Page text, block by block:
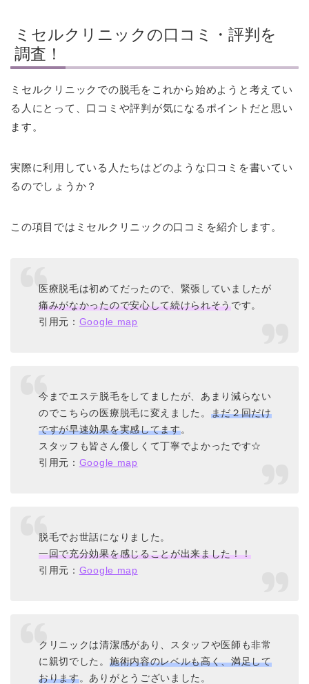
ミセルクリニックの口コミ・評判を
調査！
ミセルクリニックでの脱毛をこれから始めようと考えてい
る人にとって、口コミや評判が気になるポイントだと思い
ます。
実際に利用している人たちはどのような口コミを書いてい
るのでしょうか？
この項目ではミセルクリニックの口コミを紹介します。
医療脱毛は初めてだったので、緊張していましたが
痛みがなかったので安心して続けられそうです。
引用元： Google map
今までエステ脱毛をしてましたが、あまり減らない
のでこちらの医療脱毛に変えました。 まだ２回だけ
ですが早速効果を実感してます。
スタッフも皆さん優しくて丁寧でよかったです☆
引用元： Google map
脱毛でお世話になりました。
一回で充分効果を感じることが出来ました！！
引用元： Google map
クリニックは清潔感があり、スタッフや医師も非常
に親切でした。 施術内容のレベルも高く、満足して
おります。ありがとうございました。